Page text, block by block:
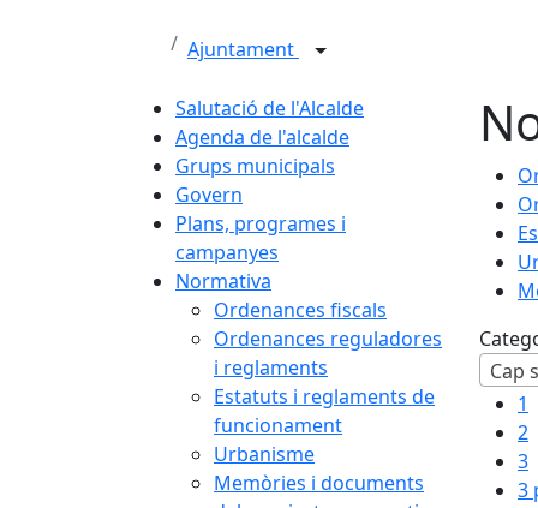
Ajuntament
Salutació de l'Alcalde
Agenda de l'alcalde
Grups municipals
Govern
Plans, programes i
campanyes
Normativa
Ordenances fiscals
Ordenances reguladores
i reglaments
Estatuts i reglaments de
funcionament
Urbanisme
Memòries i documents
Cap
1
2
3
3